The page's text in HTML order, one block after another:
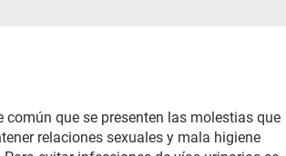
que se presenten las molestias que
relaciones sexuales y mala higiene